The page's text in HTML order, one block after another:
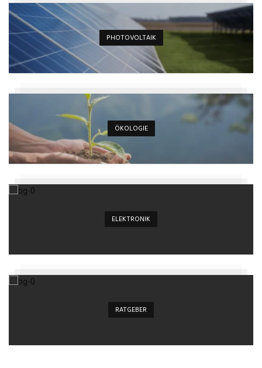
PHOTOVOLTAIK
ÖKOLOGIE
ELEKTRONIK
RATGEBER